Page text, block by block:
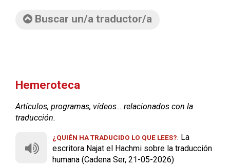
Buscar un/a traductor/a
Hemeroteca
Artículos, programas, vídeos… relacionados con la
traducción.
¿QUIÉN HA TRADUCIDO LO QUE LEES?. La
escritora Najat el Hachmi sobre la traducción
humana (Cadena Ser, 21-05-2026)